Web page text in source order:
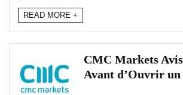
READ MORE +
CMC Markets
Avant d’Ouvrir un